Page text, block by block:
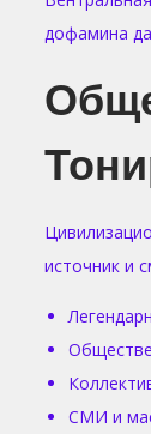
дофамина
источник и
СМИ и